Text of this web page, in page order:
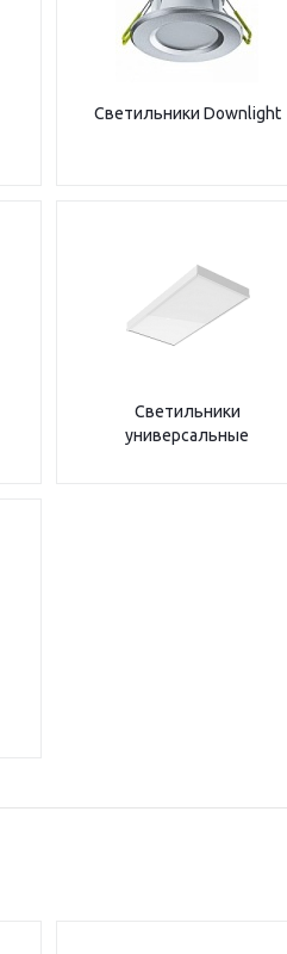
Светильники Downlight
Светильники
универсальные